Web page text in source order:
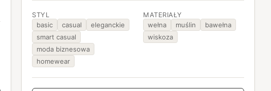
STYL
basic
casual
eleganckie
smart casual
moda biznesowa
homewear
MATERIAŁY
wełna
muślin
bawełna
wiskoza